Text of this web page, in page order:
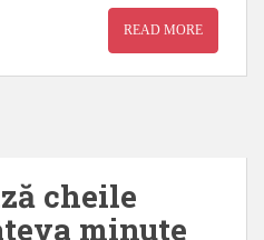
READ MORE
cheile
minute